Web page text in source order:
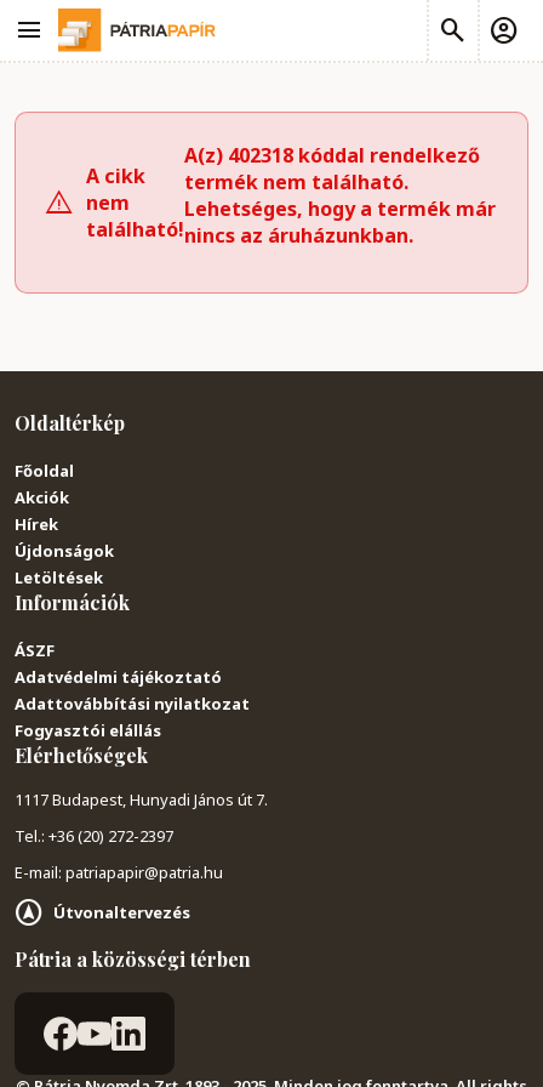
A cikk
nem
található!
A(z) 402318 kóddal rendelkező
termék nem található.
Lehetséges, hogy a termék már
nincs az áruházunkban.
Oldaltérkép
Főoldal
Akciók
Hírek
Újdonságok
Letöltések
Információk
ÁSZF
Adatvédelmi tájékoztató
Adattovábbítási nyilatkozat
Fogyasztói elállás
Elérhetőségek
1117 Budapest, Hunyadi János út 7.
Tel.: +36 (20) 272-2397
E-mail: patriapapir@patria.hu
Útvonaltervezés
Pátria a közösségi térben